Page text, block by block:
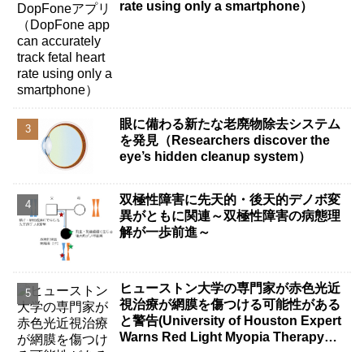
rate using only a smartphone）
眼に備わる新たな老廃物除去システム
を発見（Researchers discover the
eye’s hidden cleanup system）
双極性障害に先天的・後天的デノボ変
異がともに関連～双極性障害の病態理
解が一歩前進～
ヒューストン大学の専門家が赤色光近
視治療が網膜を傷つける可能性がある
と警告(University of Houston Expert
Warns Red Light Myopia Therapy